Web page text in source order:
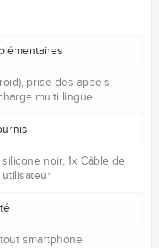
prise des appels,
multi lingue
noir, 1x Câble de
utilisateur
smartphone